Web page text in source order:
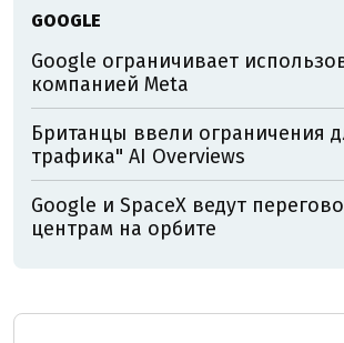
GOOGLE
Google ограничивает
компанией Meta
Британцы ввели ограничения
трафика" AI Overviews
Google и SpaceX ведут
центрам на орбите